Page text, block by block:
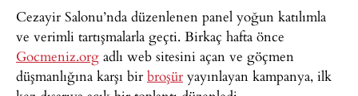
Cezayir Salonu’nda düzenlenen panel yoğun katılımla
ve verimli tartışmalarla geçti. Birkaç hafta önce
Gocmeniz.org adlı web sitesini açan ve göçmen
düşmanlığına karşı bir broşür yayınlayan kampanya, ilk